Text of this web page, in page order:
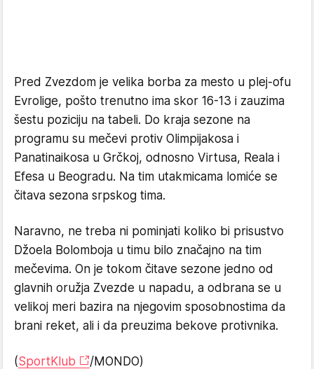
Pred Zvezdom je velika borba za mesto u plej-ofu
Evrolige, pošto trenutno ima skor 16-13 i zauzima
šestu poziciju na tabeli. Do kraja sezone na
programu su mečevi protiv Olimpijakosa i
Panatinaikosa u Grčkoj, odnosno Virtusa, Reala i
Efesa u Beogradu. Na tim utakmicama lomiće se
čitava sezona srpskog tima.
Naravno, ne treba ni pominjati koliko bi prisustvo
Džoela Bolomboja u timu bilo značajno na tim
mečevima. On je tokom čitave sezone jedno od
glavnih oružja Zvezde u napadu, a odbrana se u
velikoj meri bazira na njegovim sposobnostima da
brani reket, ali i da preuzima bekove protivnika.
(SportKlub /MONDO)